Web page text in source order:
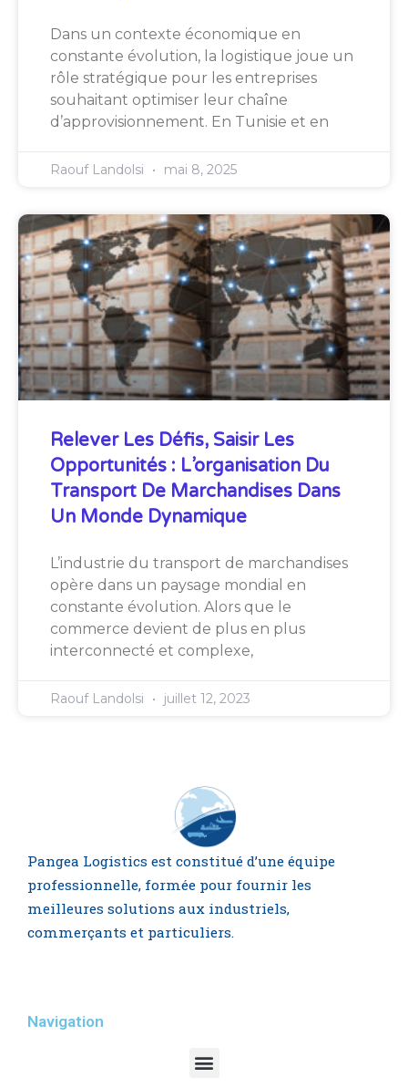
Dans un contexte économique en
constante évolution, la logistique joue un
rôle stratégique pour les entreprises
souhaitant optimiser leur chaîne
d’approvisionnement. En Tunisie et en
Raouf Landolsi mai 8, 2025
Relever Les Défis, Saisir Les
Opportunités : L’organisation Du
Transport De Marchandises Dans
Un Monde Dynamique
L’industrie du transport de marchandises
opère dans un paysage mondial en
constante évolution. Alors que le
commerce devient de plus en plus
interconnecté et complexe,
Raouf Landolsi juillet 12, 2023
Pangea Logistics est constitué d’une équipe
professionnelle, formée pour fournir les
meilleures solutions aux industriels,
commerçants et particuliers.
Navigation
Menu